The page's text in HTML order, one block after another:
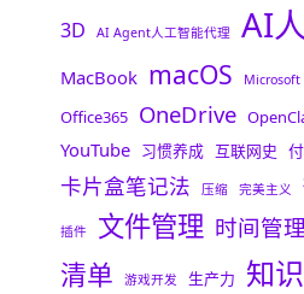
3D AI Agent人工智能代理 AI
MacBook macOS Microsoft
Office365 OneDrive
YouTube 习惯养成 互联网史
卡片盒笔记法 压缩 完美主义
插件 文件管理 时间管理
清单 游戏开发 生产力 知